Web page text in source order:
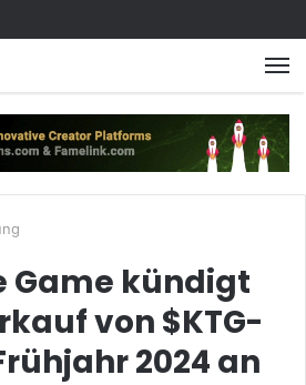
Game kündigt
von $KTG-
2024 an